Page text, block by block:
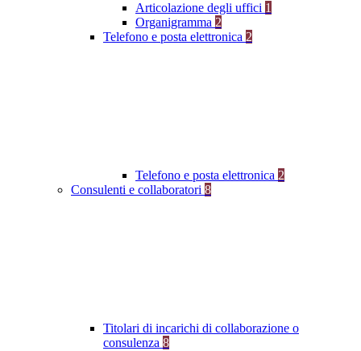
Articolazione degli uffici 1
Organigramma 2
Telefono e posta elettronica 2
Telefono e posta elettronica 2
Consulenti e collaboratori 8
Titolari di incarichi di collaborazione o
consulenza 8